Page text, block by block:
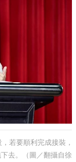
若要順利完成接裝，
去。（圖／翻攝自徐